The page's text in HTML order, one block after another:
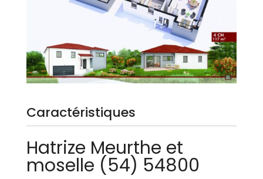
Caractéristiques
Hatrize Meurthe et
moselle (54) 54800